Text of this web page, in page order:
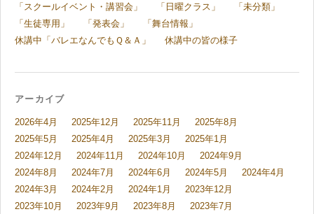
「スクールイベント・講習会」
「日曜クラス」
「未分類」
「生徒専用」
「発表会」
「舞台情報」
休講中「バレエなんでもＱ＆Ａ」
休講中の皆の様子
アーカイブ
2026年4月 2025年12月 2025年11月
2025年8月
2025年5月
2025年4月 2025年3月
2025年1月
2024年12月
2024年11月 2024年10月
2024年9月
2024年8月
2024年7月 2024年6月 2024年5月
2024年4月
2024年3月
2024年2月 2024年1月
2023年12月
2023年10月
2023年9月 2023年8月
2023年7月